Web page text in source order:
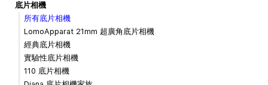
底片相機
所有底片相機
LomoApparat 21mm 超廣角底片相機
經典底片相機
實驗性底片相機
110 底片相機